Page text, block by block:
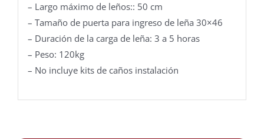
– Largo máximo de leños:: 50 cm
– Tamaño de puerta para ingreso de leña 30×46
– Duración de la carga de leña: 3 a 5 horas
– Peso: 120kg
– No incluye kits de caños instalación